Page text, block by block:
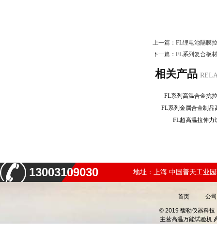
上一篇： FL锂电池隔膜
下一篇： FL系列复合板
相关产品
FL系列高温合金抗
FL系列金属合金制
FL超高温拉伸
13003109030 地址：上海.中国普天工业
首页 公
© 2019 馥勒仪器科技
主营高温万能试验机,